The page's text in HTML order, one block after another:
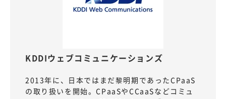
KDDIウェブコミュニケーションズ
2013年に、日本ではまだ黎明期であったCPaaS
の取り扱いを開始。CPaaSやCCaaSなどコミュ